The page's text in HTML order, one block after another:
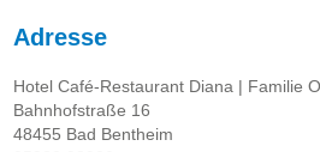
Adresse
Hotel Café-Restaurant Diana | Familie
Bahnhofstraße 16
48455 Bad Bentheim